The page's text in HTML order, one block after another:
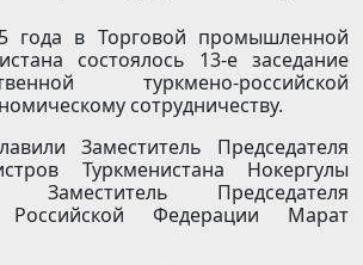
года в Торговой промышленной
состоялось 13-е заседание
туркмено-российской
сотрудничеству.
Заместитель Председателя
Туркменистана Нокергулы
Председателя
Российской Федерации Марат